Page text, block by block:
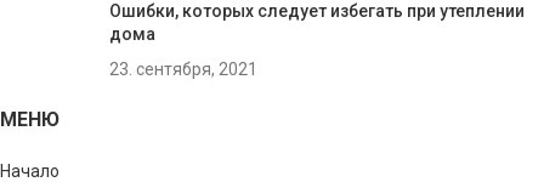
Ошибки, которых следует избегать при утеплении
домa
23. сентября, 2021
МЕНЮ
Начало